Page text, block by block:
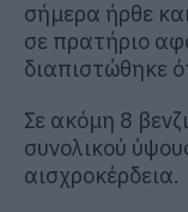
σήμερα ήρθε
σε πρατήριο
διαπιστώθηκε
Σε ακόμη 8
συνολικού
αισχροκέρδεια.